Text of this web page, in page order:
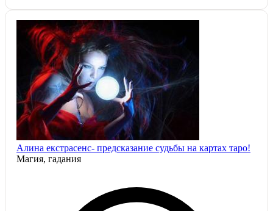
Алина екстрасенс- предсказание судьбы на картах таро!
Магия, гадания